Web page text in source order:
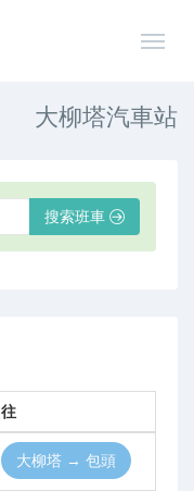
大柳塔汽車站
搜索班車
往
大柳塔 → 包頭